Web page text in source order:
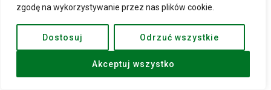
zgodę na wykorzystywanie przez nas plików cookie.
Dostosuj Odrzuć wszystkie
Akceptuj wszystko